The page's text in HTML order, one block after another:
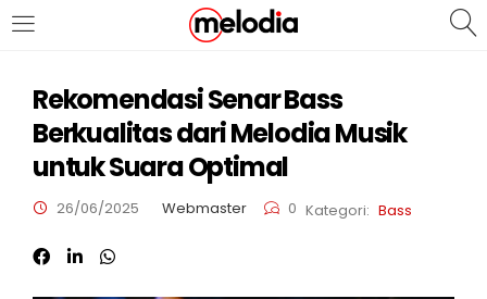
MASUK
Selalu Ingat Saya
Rekomendasi Senar Bass
Berkualitas dari Melodia Musik
untuk Suara Optimal
26/06/2025 Webmaster 0 Kategori: Bass